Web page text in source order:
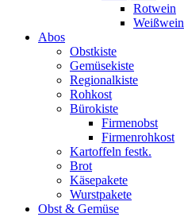
Rotwein
Weißwein
Abos
Obstkiste
Gemüsekiste
Regionalkiste
Rohkost
Bürokiste
Firmenobst
Firmenrohkost
Kartoffeln festk.
Brot
Käsepakete
Wurstpakete
Obst & Gemüse